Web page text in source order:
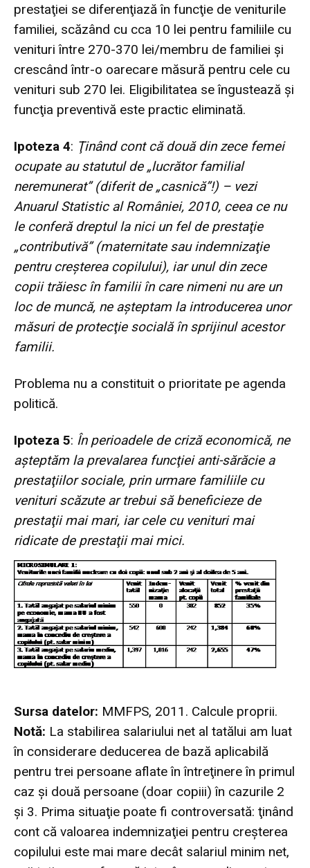
prestaţiei se diferenţiază în funcţie de veniturile
familiei, scăzând cu cca 10 lei pentru familiile cu
venituri între 270-370 lei/membru de familiei şi
crescând într-o oarecare măsură pentru cele cu
venituri sub 270 lei. Eligibilitatea se îngustează şi
funcţia preventivă este practic eliminată.
Ipoteza 4: Ţinând cont că două din zece femei
ocupate au statutul de „lucrător familial
neremunerat” (diferit de „casnică”!) – vezi
Anuarul Statistic al României, 2010, ceea ce nu
le conferă dreptul la nici un fel de prestaţie
„contributivă” (maternitate sau indemnizaţie
pentru creşterea copilului), iar unul din zece
copii trăiesc în familii în care nimeni nu are un
loc de muncă, ne aşteptam la introducerea unor
măsuri de protecţie socială în sprijinul acestor
familii.
Problema nu a constituit o prioritate pe agenda
politică.
Ipoteza 5: În perioadele de criză economică, ne
aşteptăm la prevalarea funcţiei anti-sărăcie a
prestaţiilor sociale, prin urmare familiile cu
venituri scăzute ar trebui să beneficieze de
prestaţii mai mari, iar cele cu venituri mai
ridicate de prestaţii mai mici.
Sursa datelor: MMFPS, 2011. Calcule proprii.
Notă: La stabilirea salariului net al tatălui am luat
în considerare deducerea de bază aplicabilă
pentru trei persoane aflate în întreţinere în primul
caz şi două persoane (doar copiii) în cazurile 2
şi 3. Prima situaţie poate fi controversată: ţinând
cont că valoarea indemnizaţiei pentru creşterea
copilului este mai mare decât salariul minim net,